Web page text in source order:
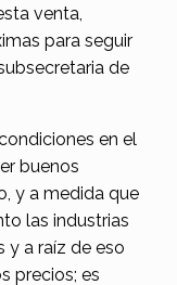
venta,
para seguir
de
en el
buenos
y a medida que
las industrias
y a raíz de eso
precios; es